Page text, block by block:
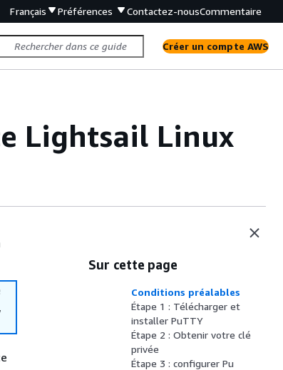
Français Préférences Contactez-nousCommentaire
Créer un compte AWS
Lightsail Linux
Sur cette page
Conditions préalables
Étape 1 : Télécharger et
installer PuTTY
Étape 2 : Obtenir votre clé
privée
Étape 3 : configurer Pu